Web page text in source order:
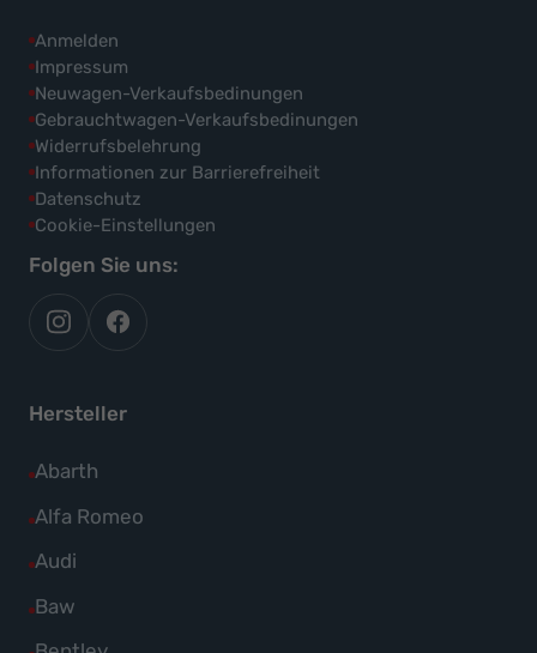
Anmelden
Impressum
Neuwagen-Verkaufsbedinungen
Gebrauchtwagen-Verkaufsbedinungen
Widerrufsbelehrung
Informationen zur Barrierefreiheit
Datenschutz
Cookie-Einstellungen
Folgen Sie uns:
autoflex
auf
autoflex24
auf
Hersteller
Abarth
Alle
Fahrzeuge
Abarth
anzeigen
Alfa Romeo
Alle
Fahrzeuge
Alfa
Audi
Alle
Fahrzeuge
Baw
Alle
Fahrzeuge